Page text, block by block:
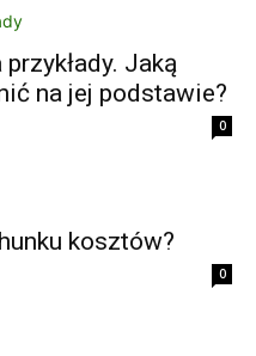
Jaką
na jej podstawie?
0
kosztów?
0